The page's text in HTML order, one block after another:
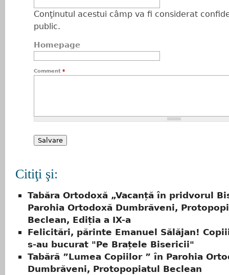
Conţinutul acestui câmp va fi considerat
public.
Homepage
Comment *
Citiţi şi:
Tabăra Ortodoxă „Vacanță în pridvorul
Parohia Ortodoxă Dumbrăveni,
Beclean, Ediția a IX-a
Felicitări, părinte Emanuel Sălăjan!
s-au bucurat "Pe Brațele Bisericii"
Tabără ”Lumea Copiilor ” în Parohia
Dumbrăveni, Protopopiatul Beclean